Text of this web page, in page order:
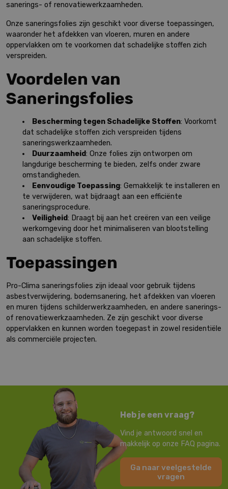
sanerings- of renovatiewerkzaamheden.
Onze saneringsfolies zijn geschikt voor diverse toepassingen,
waaronder het afdekken van vloeren, muren en andere
oppervlakken om te voorkomen dat schadelijke stoffen zich
verspreiden.
Voordelen van
Saneringsfolies
Bescherming tegen Schadelijke Stoffen: Voorkomt
dat schadelijke stoffen zich verspreiden tijdens
saneringswerkzaamheden.
Duurzaamheid: Onze folies zijn ontworpen om
langdurige bescherming te bieden, zelfs onder zware
omstandigheden.
Eenvoudige Toepassing: Gemakkelijk te installeren en
te verwijderen, wat bijdraagt aan een efficiënte
saneringsprocedure.
Veiligheid: Draagt bij aan het creëren van een veilige
werkomgeving door het minimaliseren van blootstelling
aan schadelijke stoffen.
Toepassingen
Pro-Clima saneringsfolies zijn ideaal voor gebruik tijdens
asbestverwijdering, bodemsanering, het afdekken van vloeren
en muren tijdens schilderwerkzaamheden, en andere sanerings-
of renovatiewerkzaamheden. Ze zijn geschikt voor diverse
oppervlakken en kunnen worden toegepast in zowel residentiële
als commerciële projecten.
Heb je een vraag?
Vind je antwoord snel en
makkelijk op onze FAQ pagina.
Ga naar veelgestelde
vragen